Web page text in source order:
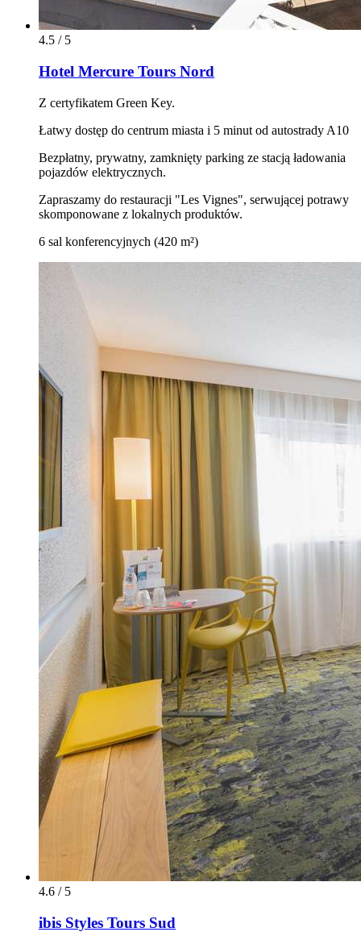
4.5 / 5
Hotel Mercure Tours Nord
Z certyfikatem Green Key.
Łatwy dostęp do centrum miasta i 5 minut od autostrady A10
Bezpłatny, prywatny, zamknięty parking ze stacją ładowania
pojazdów elektrycznych.
Zapraszamy do restauracji "Les Vignes", serwującej potrawy
skomponowane z lokalnych produktów.
6 sal konferencyjnych (420 m²)
4.6 / 5
ibis Styles Tours Sud